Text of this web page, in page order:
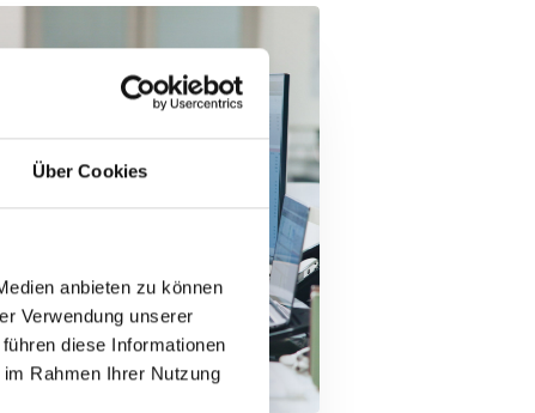
Über Cookies
anbieten zu können
Verwendung unserer
diese Informationen
Rahmen Ihrer Nutzung